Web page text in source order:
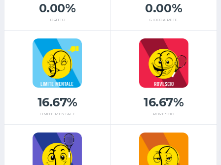
0.00%
DRITTO
0.00%
GIOCO A RETE
16.67%
LIMITE MENTALE
16.67%
ROVESCIO